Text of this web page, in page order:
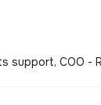
support, COO -